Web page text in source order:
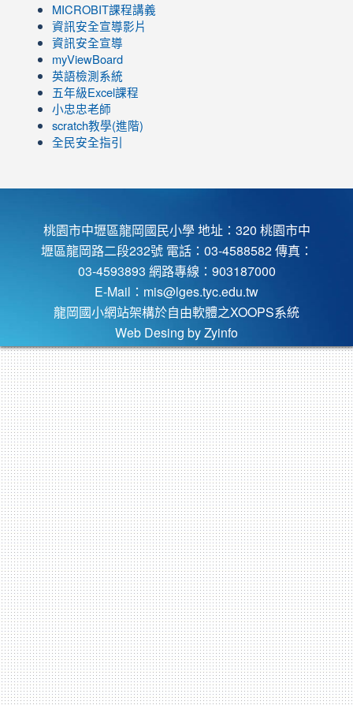
to
https://www.youtube.com/channel/UC8LghzcV5-
ZBGmXwlbUndNA/videos?
view=0&sort=dd&shelf_id=0
link
to
https://www.youtube.com/channel/UC8LghzcV5-
ZBGmXwlbUndNA/videos?
view=0&sort=dd&shelf_id=0
MICROBIT課程講義
資訊安全宣導影片
資訊安全宣導
myViewBoard
英語檢測系統
五年級Excel課程
小忠忠老師
scratch教學(進階)
全民安全指引
桃園市中壢區龍岡國民小學 地址：320 桃園市中
壢區龍岡路二段232號 電話：03-4588582 傳真：
03-4593893 網路專線：903187000
E-Mail： mis@lges.tyc.edu.tw
龍岡國小網站架構於自由軟體之XOOPS系統
Web Desing by Zyinfo